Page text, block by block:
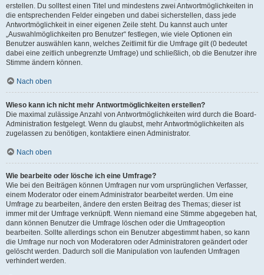
erstellen. Du solltest einen Titel und mindestens zwei Antwortmöglichkeiten in
die entsprechenden Felder eingeben und dabei sicherstellen, dass jede
Antwortmöglichkeit in einer eigenen Zeile steht. Du kannst auch unter
„Auswahlmöglichkeiten pro Benutzer“ festlegen, wie viele Optionen ein
Benutzer auswählen kann, welches Zeitlimit für die Umfrage gilt (0 bedeutet
dabei eine zeitlich unbegrenzte Umfrage) und schließlich, ob die Benutzer ihre
Stimme ändern können.
Nach oben
Wieso kann ich nicht mehr Antwortmöglichkeiten erstellen?
Die maximal zulässige Anzahl von Antwortmöglichkeiten wird durch die Board-
Administration festgelegt. Wenn du glaubst, mehr Antwortmöglichkeiten als
zugelassen zu benötigen, kontaktiere einen Administrator.
Nach oben
Wie bearbeite oder lösche ich eine Umfrage?
Wie bei den Beiträgen können Umfragen nur vom ursprünglichen Verfasser,
einem Moderator oder einem Administrator bearbeitet werden. Um eine
Umfrage zu bearbeiten, ändere den ersten Beitrag des Themas; dieser ist
immer mit der Umfrage verknüpft. Wenn niemand eine Stimme abgegeben hat,
dann können Benutzer die Umfrage löschen oder die Umfrageoption
bearbeiten. Sollte allerdings schon ein Benutzer abgestimmt haben, so kann
die Umfrage nur noch von Moderatoren oder Administratoren geändert oder
gelöscht werden. Dadurch soll die Manipulation von laufenden Umfragen
verhindert werden.